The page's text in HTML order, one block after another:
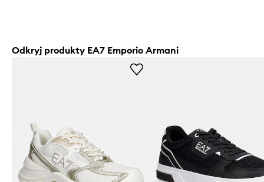
Odkryj produkty EA7 Emporio Armani